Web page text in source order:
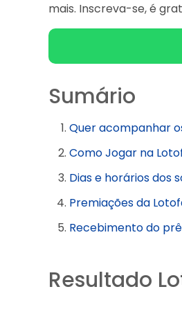
mais. Inscreva-se, é
Sumário
Quer acompanhar
Como Jogar na
Dias e horários dos
Premiações da
Recebimento do
Resultado